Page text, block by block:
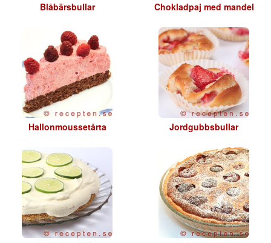
Blåbärsbullar Chokladpaj med mandel
Hallonmoussetårta Jordgubbsbullar